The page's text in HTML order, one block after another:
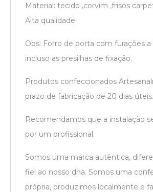
Material: tecido ,corvim ,frisos
Alta qualidade
Obs: Forro de porta com furações a
incluso as presilhas de fixação.
Produtos confeccionados
prazo de fabricação de 20 dias úteis.
Recomendamos que a instalação
por um profissional.
Somos uma marca autêntica,
fiel ao nosso dna. Somos uma
própria, produzimos localmente e